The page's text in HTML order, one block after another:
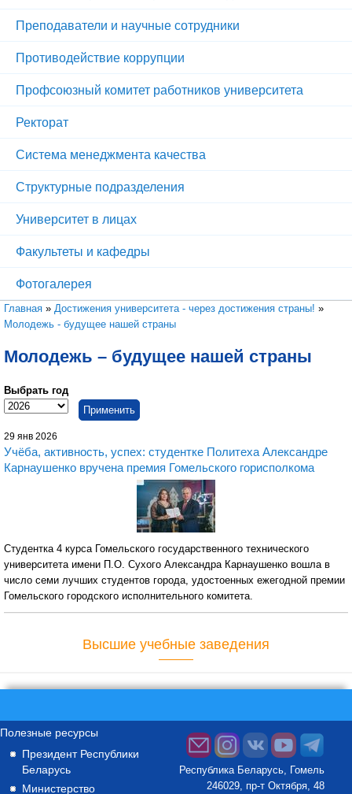
Преподаватели и научные сотрудники
Противодействие коррупции
Профсоюзный комитет работников университета
Ректорат
Система менеджмента качества
Структурные подразделения
Университет в лицах
Факультеты и кафедры
Фотогалерея
Вы здесь
Главная » Достижения университета - через достижения страны! »
Молодежь - будущее нашей страны
Молодежь – будущее нашей страны
Выбрать год
Выбрать год
Год
29 янв 2026
Учёба, активность, успех: студентке Политеха Александре
Карнаушенко вручена премия Гомельского горисполкома
Студентка 4 курса Гомельского государственного технического
университета имени П.О. Сухого Александра Карнаушенко вошла в
число семи лучших студентов города, удостоенных ежегодной премии
Гомельского городского исполнительного комитета.
Высшие учебные заведения
Полезные ресурсы
Президент Республики
Беларусь
Министерство
Республика Беларусь, Гомель
246029, пр-т Октября, 48